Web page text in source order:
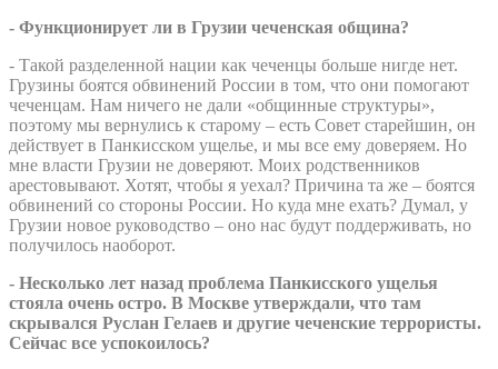
- Функционирует ли в Грузии чеченская община?
- Такой разделенной нации как чеченцы больше нигде нет.
Грузины боятся обвинений России в том, что они помогают
чеченцам. Нам ничего не дали «общинные структуры»,
поэтому мы вернулись к старому – есть Совет старейшин, он
действует в Панкисском ущелье, и мы все ему доверяем. Но
мне власти Грузии не доверяют. Моих родственников
арестовывают. Хотят, чтобы я уехал? Причина та же – боятся
обвинений со стороны России. Но куда мне ехать? Думал, у
Грузии новое руководство – оно нас будут поддерживать, но
получилось наоборот.
- Несколько лет назад проблема Панкисского ущелья
стояла очень остро. В Москве утверждали, что там
скрывался Руслан Гелаев и другие чеченские террористы.
Сейчас все успокоилось?